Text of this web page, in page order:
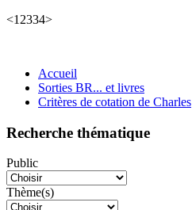
<12334>
Accueil
Sorties BR... et livres
Critères de cotation de Charles
Recherche thématique
Public
Thème(s)